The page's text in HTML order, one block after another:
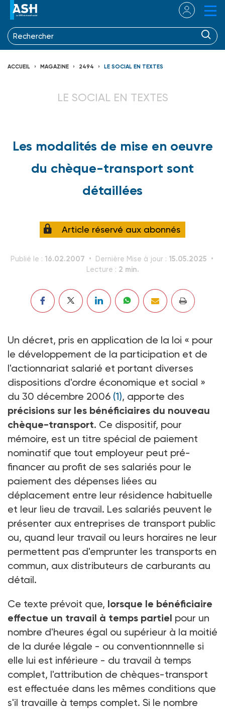
ACCUEIL MAGAZINE 2494 LE SOCIAL EN TEXTES
LE SOCIAL EN TEXTES
Les modalités de mise en oeuvre
du chèque-transport sont
détaillées
Article réservé aux abonnés
Publié le : 16.02.2007 Dernière Mise à jour : 15.05.2025
Lecture : 2 min.
Un décret, pris en application de la loi « pour
le développement de la participation et de
l'actionnariat salarié et portant diverses
dispositions d'ordre économique et social »
du 30 décembre 2006 (1), apporte des
précisions sur les bénéficiaires du nouveau
chèque-transport. Ce dispositif, pour
mémoire, est un titre spécial de paiement
nominatif que tout employeur peut pré-
financer au profit de ses salariés pour le
paiement des dépenses liées au
déplacement entre leur résidence habituelle
et leur lieu de travail. Les salariés peuvent le
présenter aux entreprises de transport public
ou, quand leur travail ou leurs horaires ne leur
permettent pas d'emprunter les transports en
commun, aux distributeurs de carburants au
détail.
Ce texte prévoit que, lorsque le bénéficiaire
effectue un travail à temps partiel pour un
nombre d'heures égal ou supérieur à la moitié
de la durée légale - ou conventionnnelle si
elle lui est inférieure - du travail à temps
complet, l'attribution de chèques-transport
est effectuée dans les mêmes conditions que
s'il travaille à temps complet. Si le nombre